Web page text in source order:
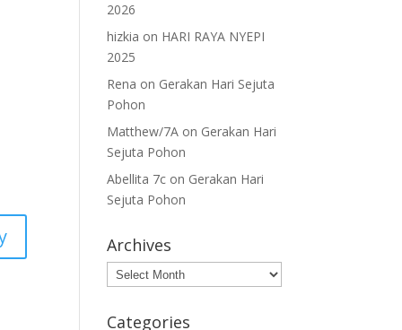
2026
hizkia on HARI RAYA NYEPI
2025
Rena on Gerakan Hari Sejuta
Pohon
Matthew/7A on Gerakan Hari
Sejuta Pohon
Abellita 7c on Gerakan Hari
Sejuta Pohon
Archives
Archives
Categories